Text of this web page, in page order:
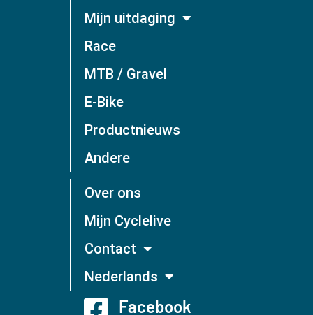
Mijn uitdaging
Race
MTB / Gravel
E-Bike
Productnieuws
Andere
Over ons
Mijn Cyclelive
Contact
Nederlands
Facebook